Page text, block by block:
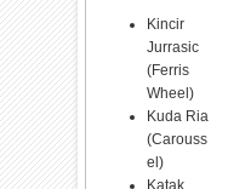
Kincir
Jurrasic
(Ferris
Wheel)
Kuda Ria
(Carouss
el)
Katak